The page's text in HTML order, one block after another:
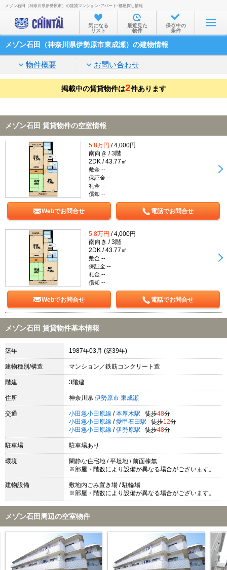
お部屋を探す
沿線・駅から
住所から
家賃相場から
通勤通学時間から
TOP
メゾン石田（神奈川県伊勢原市）の賃貸マンション･アパート･部屋探し情報
気になる
リスト
最近見た
物件
保存中の
条件
メゾン石田（神奈川県伊勢原市東成瀬）の建物情報
物件概要 お問い合わせ
掲載中の賃貸物件は2件あります
メゾン石田 賃貸物件の空室情報
5.8万円 / 4,000円
南向き / 3階
2DK / 43.77㎡
敷金 --
保証金 --
礼金 --
償却 --
Webでお問合せ 電話でお問合せ
5.8万円 / 4,000円
南向き / 3階
2DK / 43.77㎡
敷金 --
保証金 --
礼金 --
償却 --
Webでお問合せ 電話でお問合せ
メゾン石田 賃貸物件基本情報
築年 1987年03月 (築39年)
建物種別/構造 マンション／鉄筋コンクリート造
階建 3階建
住所 神奈川県 伊勢原市 東成瀬
交通 小田急小田原線 / 本厚木駅 徒歩48分
小田急小田原線 / 愛甲石田駅 徒歩12分
小田急小田原線 / 伊勢原駅 徒歩48分
駐車場 駐車場あり
環境
閑静な住宅地 / 平坦地 / 前面棟無
※部屋・階数により設備が異なる場合がございます。
建物設備
敷地内ごみ置き場 / 駐輪場
※部屋・階数により設備が異なる場合がございます。
メゾン石田周辺の空室物件